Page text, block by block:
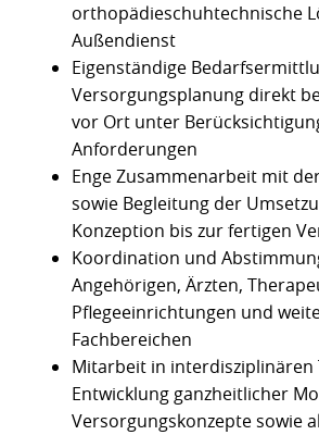
orthopädieschuhtechnische
Außendienst
Eigenständige
Versorgungsplanung direkt
vor Ort unter
Anforderungen
Enge Zusammenarbeit mit
sowie Begleitung der
Konzeption bis zur fertigen
Koordination und
Angehörigen, Ärzten,
Pflegeeinrichtungen und
Fachbereichen
Mitarbeit in interdisziplinären
Entwicklung ganzheitlicher
Versorgungskonzepte sowie